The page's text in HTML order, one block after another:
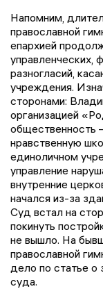
Напомним,
православной
епархией
управленческих,
разногласий,
учреждения.
сторонами:
организацией
общественность
нравственную
единоличном
управление
внутренние
начался из-за
Суд встал на
покинуть
не вышло. На
православной
дело по статье о
суда.